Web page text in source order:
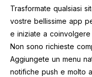
Trasformate qualsiasi
vostre bellissime app
e iniziate a coinvolgere
Non sono richieste
Aggiungete un menu
notifiche push e molto